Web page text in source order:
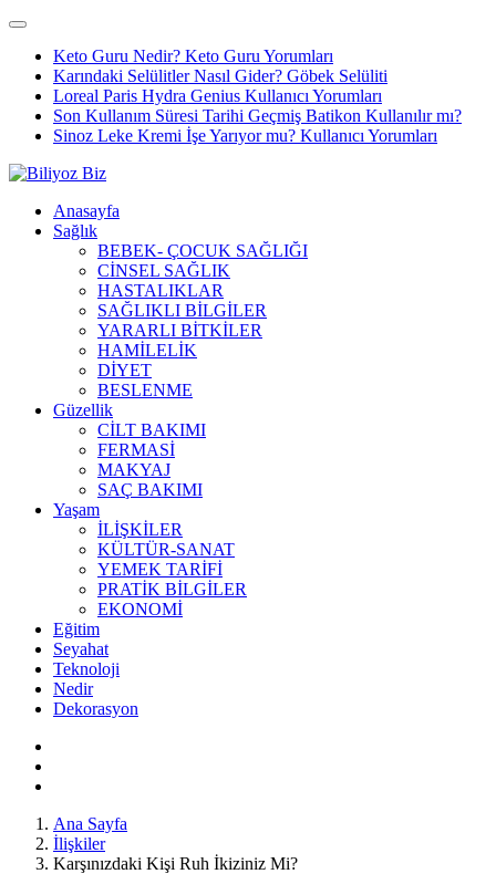
Keto Guru Nedir? Keto Guru Yorumları
Karındaki Selülitler Nasıl Gider? Göbek Selüliti
Loreal Paris Hydra Genius Kullanıcı Yorumları
Son Kullanım Süresi Tarihi Geçmiş Batikon Kullanılır mı?
Sinoz Leke Kremi İşe Yarıyor mu? Kullanıcı Yorumları
Anasayfa
Sağlık
BEBEK- ÇOCUK SAĞLIĞI
CİNSEL SAĞLIK
HASTALIKLAR
SAĞLIKLI BİLGİLER
YARARLI BİTKİLER
HAMİLELİK
DİYET
BESLENME
Güzellik
CİLT BAKIMI
FERMASİ
MAKYAJ
SAÇ BAKIMI
Yaşam
İLİŞKİLER
KÜLTÜR-SANAT
YEMEK TARİFİ
PRATİK BİLGİLER
EKONOMİ
Eğitim
Seyahat
Teknoloji
Nedir
Dekorasyon
Ana Sayfa
İlişkiler
Karşınızdaki Kişi Ruh İkiziniz Mi?